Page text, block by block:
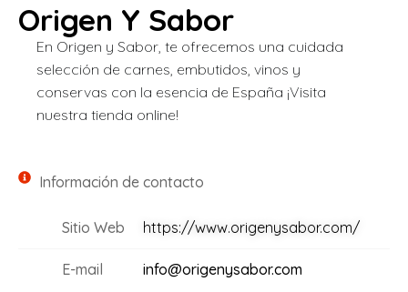
Origen Y Sabor
En Origen y Sabor, te ofrecemos una cuidada
selección de carnes, embutidos, vinos y
conservas con la esencia de España ¡Visita
nuestra tienda online!
Información de contacto
Sitio Web https://www.origenysabor.com/
E-mail info@origenysabor.com